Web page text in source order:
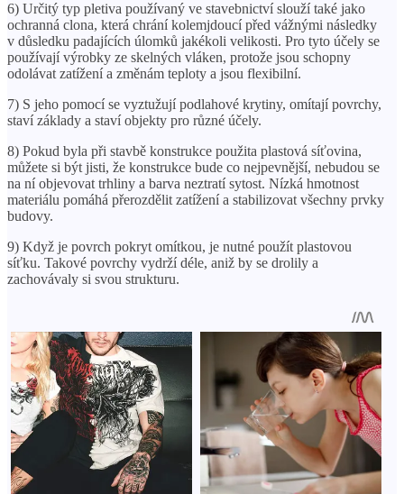
6) Určitý typ pletiva používaný ve stavebnictví slouží také jako
ochranná clona, ​​která chrání kolemjdoucí před vážnými následky
v důsledku padajících úlomků jakékoli velikosti. Pro tyto účely se
používají výrobky ze skelných vláken, protože jsou schopny
odolávat zatížení a změnám teploty a jsou flexibilní.
7) S jeho pomocí se vyztužují podlahové krytiny, omítají povrchy,
staví základy a staví objekty pro různé účely.
8) Pokud byla při stavbě konstrukce použita plastová síťovina,
můžete si být jisti, že konstrukce bude co nejpevnější, nebudou se
na ní objevovat trhliny a barva neztratí sytost. Nízká hmotnost
materiálu pomáhá přerozdělit zatížení a stabilizovat všechny prvky
budovy.
9) Když je povrch pokryt omítkou, je nutné použít plastovou
síťku. Takové povrchy vydrží déle, aniž by se drolily a
zachovávaly si svou strukturu.